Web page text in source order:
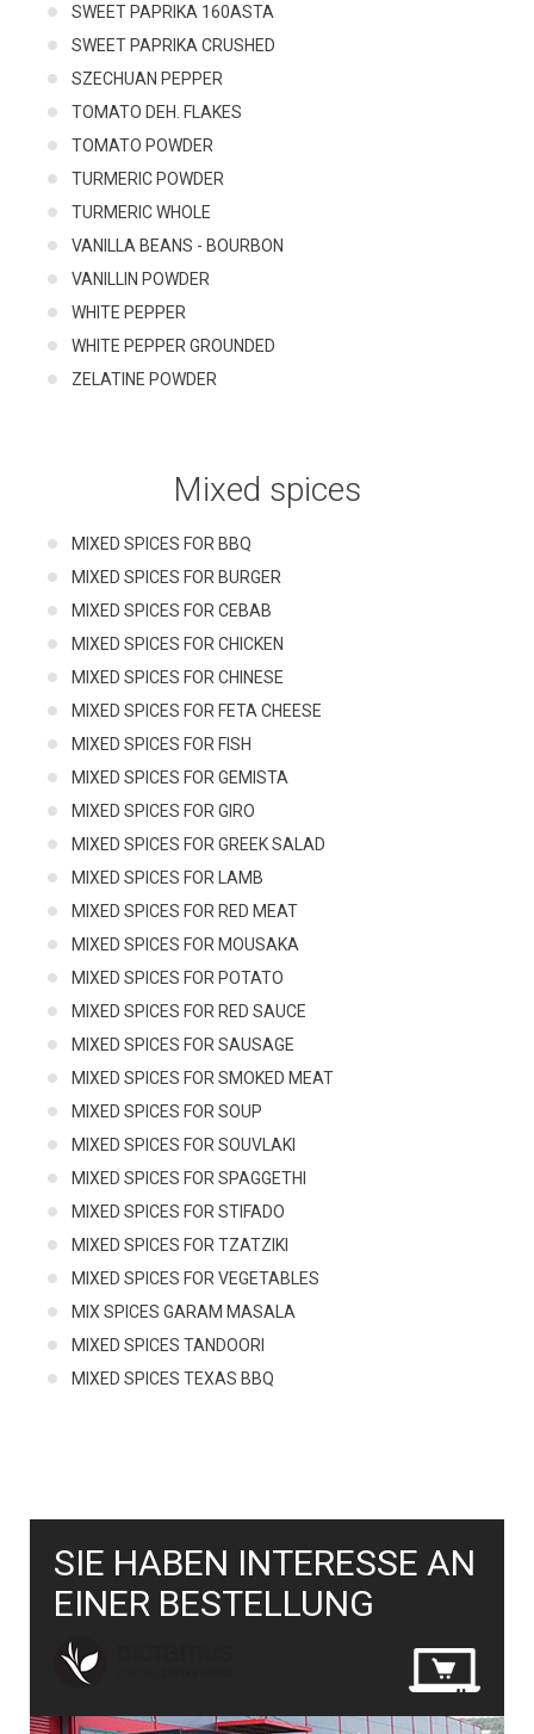
SWEET PAPRIKA 160ASTA
SWEET PAPRIKA CRUSHED
SZECHUAN PEPPER
TOMATO DEH. FLAKES
TOMATO POWDER
TURMERIC POWDER
TURMERIC WHOLE
VANILLA BEANS - BOURBON
VANILLIN POWDER
WHITE PEPPER
WHITE PEPPER GROUNDED
ZELATINE POWDER
Mixed spices
MIXED SPICES FOR BBQ
MIXED SPICES FOR BURGER
MIXED SPICES FOR CEBAB
MIXED SPICES FOR CHICKEN
MIXED SPICES FOR CHINESE
MIXED SPICES FOR FETA CHEESE
MIXED SPICES FOR FISH
MIXED SPICES FOR GEMISTA
MIXED SPICES FOR GIRO
MIXED SPICES FOR GREEK SALAD
MIXED SPICES FOR LAMB
MIXED SPICES FOR RED MEAT
MIXED SPICES FOR MOUSAKA
MIXED SPICES FOR POTATO
MIXED SPICES FOR RED SAUCE
MIXED SPICES FOR SAUSAGE
MIXED SPICES FOR SMOKED MEAT
MIXED SPICES FOR SOUP
MIXED SPICES FOR SOUVLAKI
MIXED SPICES FOR SPAGGETHI
MIXED SPICES FOR STIFADO
MIXED SPICES FOR TZATZIKI
MIXED SPICES FOR VEGETABLES
MIX SPICES GARAM MASALA
MIXED SPICES TANDOORI
MIXED SPICES TEXAS ΒΒQ
SIE HABEN INTERESSE AN
EINER BESTELLUNG